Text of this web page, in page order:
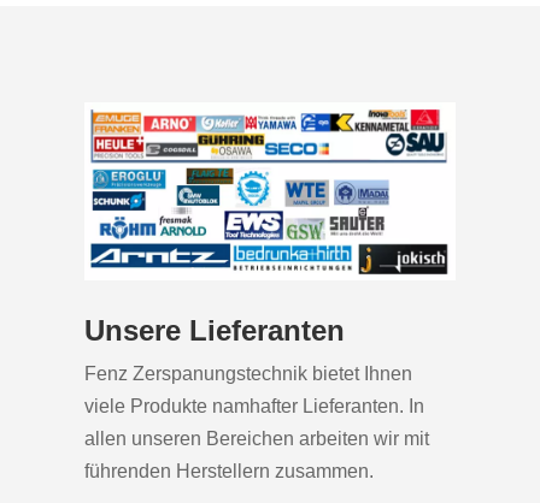
Unsere Lieferanten
Fenz Zerspanungstechnik bietet Ihnen
viele Produkte namhafter Lieferanten. In
allen unseren Bereichen arbeiten wir mit
führenden Herstellern zusammen.